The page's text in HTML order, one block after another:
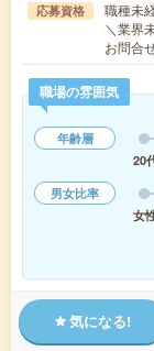
応募資格
職種未
＼業界
お問合
職場の雰囲気
年齢層
20
男女比率
女
気になる!